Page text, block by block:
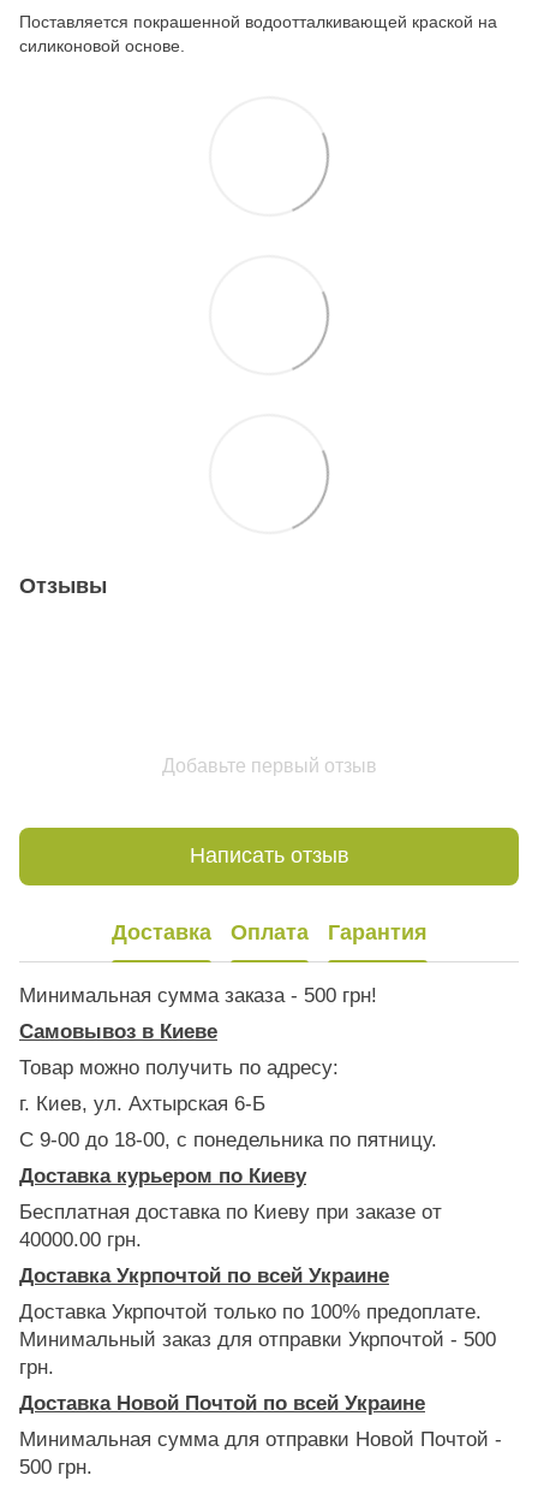
Поставляется покрашенной водоотталкивающей краской на
силиконовой основе.
Отзывы
Добавьте первый отзыв
Написать отзыв
Доставка Оплата Гарантия
Минимальная сумма заказа - 500 грн!
Самовывоз в Киеве
Товар можно получить по адресу:
г. Киев, ул. Ахтырская 6-Б
С 9-00 до 18-00, с понедельника по пятницу.
Доставка курьером по Киеву
Бесплатная доставка по Киеву при заказе от
40000.00 грн.
Доставка Укрпочтой по всей Украине
Доставка Укрпочтой только по 100% предоплате.
Минимальный заказ для отправки Укрпочтой - 500
грн.
Доставка Новой Почтой по всей Украине
Минимальная сумма для отправки Новой Почтой -
500 грн.